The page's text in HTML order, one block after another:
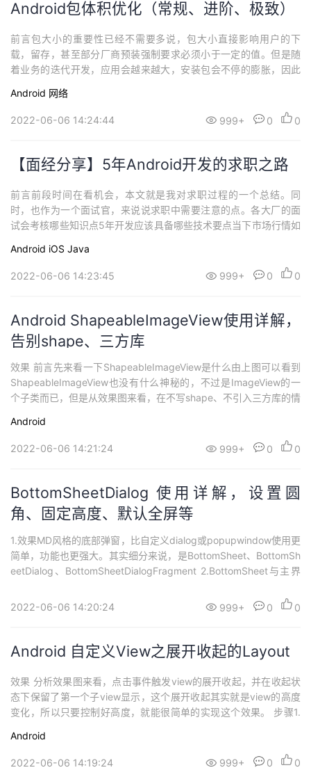
Android包体积优化（常规、进阶、极致）
前言包大小的重要性已经不需要多说，包大小直接影响用户的下
载，留存，甚至部分厂商预装强制要求必须小于一定的值。但是随
着业务的迭代开发，应用会越来越大，安装包会不停的膨胀，因此
越小，转化率越高。降低渠道推广成本。降低安装时间，文件拷
贝、Library解压、编译ODEX、签名校验这些，包体积越大越耗
Android 网络
2022-06-06 14:24:44 999+ 0 0
【面经分享】5年Android开发的求职之路
前言前段时间在看机会，本文就是我对求职过程的一个总结。同
时，也作为一个面试官，来说说求职中需要注意的点。各大厂的面
试会考核哪些知识点5年开发应该具备哪些技术要点当下市场行情如
离职未来职业规划问题如何避坑被问到自闭，如何调整心态我个人
的学习方法其他注意事项 面试题先上主菜 一面技术 京东GC原理，
Android iOS Java
2022-06-06 14:23:45 999+ 0 0
Android ShapeableImageView使用详解，
告别shape、三方库
效果 前言先来看一下ShapeableImageView是什么由上图可以看到
ShapeableImageView也没有什么神秘的，不过是ImageView的一
个子类而已，但是从效果图来看，在不写shape、不引入三方库的情
aterial包implementation 'com.google.android.material:ma...
Android
2022-06-06 14:21:24 999+ 0 0
BottomSheetDialog 使用详解，设置圆
角、固定高度、默认全屏等
1.效果MD风格的底部弹窗，比自定义dialog或popupwindow使用更
简单，功能也更强大。其实细分来说，是BottomSheet、BottomSh
eetDialog、BottomSheetDialogFragment 2.BottomSheet与主界
拉出来，且不会影响主界面的交互。 XML<?xml version="1.0...
2022-06-06 14:20:24 999+ 0 0
Android 自定义View之展开收起的Layout
效果 分析效果图来看，点击事件触发view的展开收起，并在收起状
态下保留了第一个子view显示，这个展开收起其实就是view的高度
变化，所以只要控制好高度，就能很简单的实现这个效果。 步骤1.
xpandLinearLayout : LinearLayout { //是否展开，默认展开 privat
e var...
Android
2022-06-06 14:19:24 999+ 0 0